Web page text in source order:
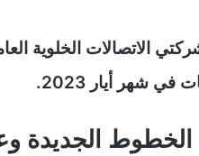
الاتصالات الخلوية
شهر أيار 2023.